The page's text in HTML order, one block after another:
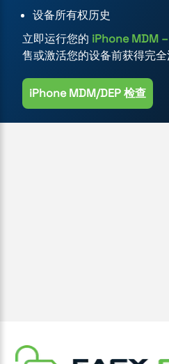
设备所有权历史
立即运行您的 iPhone MDM
售或激活您的设备前获得完全
iPhone MDM/DEP 检查